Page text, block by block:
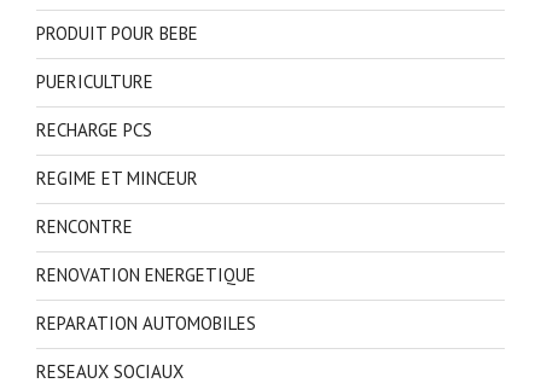
PRODUIT POUR BEBE
PUERICULTURE
RECHARGE PCS
REGIME ET MINCEUR
RENCONTRE
RENOVATION ENERGETIQUE
REPARATION AUTOMOBILES
RESEAUX SOCIAUX